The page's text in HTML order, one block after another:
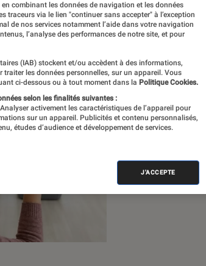
Tech
combinant les données de navigation et les données
traceurs via le lien "continuer sans accepter" à l’exception
de nos services notamment l’aide dans votre navigation
l’analyse des performances de notre site, et pour
(IAB) stockent et/ou accèdent à des informations,
les données personnelles, sur un appareil. Vous
ci-dessous ou à tout moment dans la Politique Cookies.
selon les finalités suivantes :
activement les caractéristiques de l’appareil pour
sur un appareil. Publicités et contenu personnalisés,
études d’audience et développement de services.
J'ACCEPTE